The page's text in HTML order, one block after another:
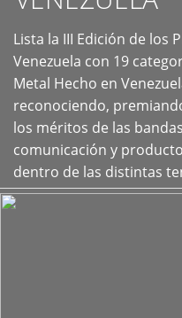
Lista la III Edición de los
Venezuela con 19
Metal Hecho en
reconociendo,
los méritos de las
comunicación y
dentro de las distintas